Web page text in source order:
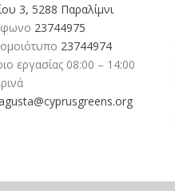
3, 5288 Παραλίμνι
23744975
23744974
08:00 – 14:00
cyprusgreens.org